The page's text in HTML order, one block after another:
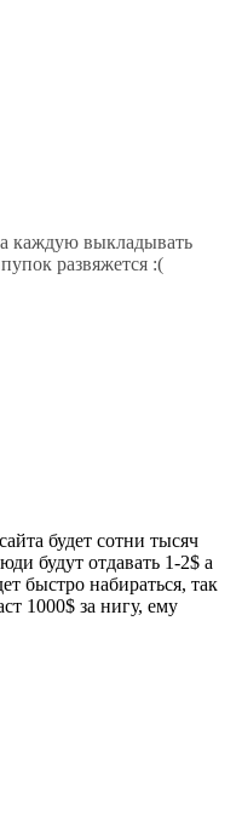
каждую выкладывать
развяжется :(
будет сотни тысяч
будут отдавать 1-2$ а
быстро набираться, так
1000$ за нигу, ему